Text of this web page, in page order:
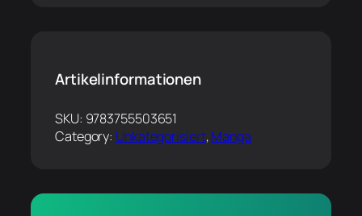
Artikelinformationen
SKU: 9783755503651
Category: Unkategorisiert, Manga